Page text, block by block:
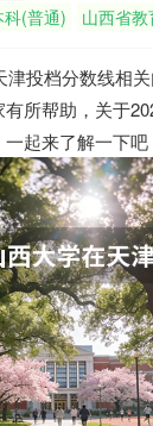
科(普通) 山西省
投档分数线相
所帮助，关于
起来了解一下吧